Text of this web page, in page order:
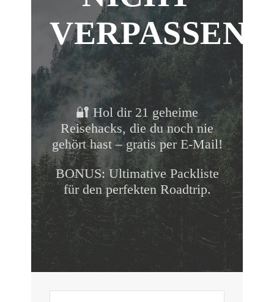
VERPASSEN!
🔐 Hol dir 21 geheime
Reisehacks, die du noch nie
gehört hast – gratis per E-Mail!
BONUS: Ultimative Packliste
für den perfekten Roadtrip.